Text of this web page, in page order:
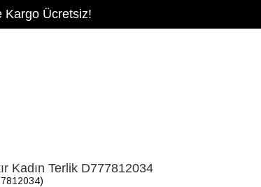
Kargo Ücretsiz!
Kadın Terlik D777812034